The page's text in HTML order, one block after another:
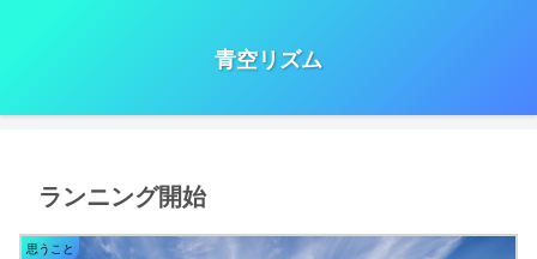
青空リズム
ランニング開始
思うこと